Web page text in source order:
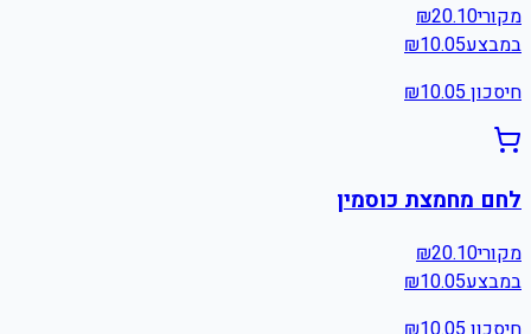
מקורי ₪20.10
במבצע
₪10.05
חיסכון ₪10.05
לחם מחמצת כוסמין
מקורי ₪20.10
במבצע
₪10.05